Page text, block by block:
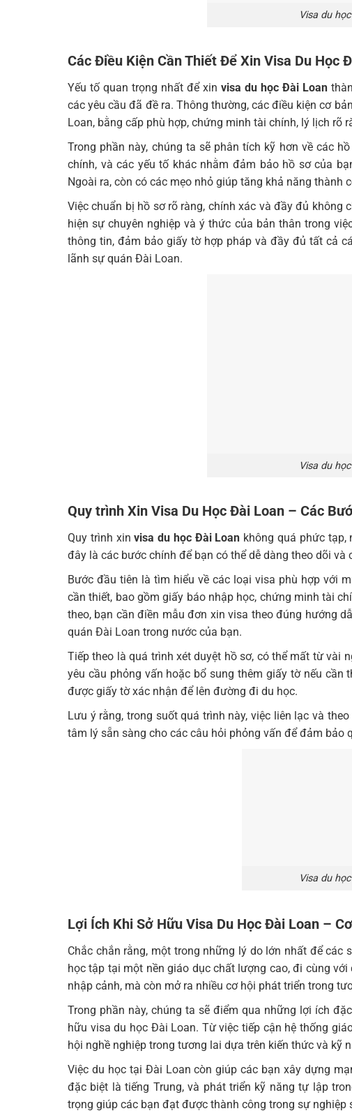
Visa du
Các Điều Kiện Cần Thiết Để Xin Visa Du Học
Yếu tố quan trọng nhất để xin visa du học Đài Loan
các yêu cầu đã đề ra. Thông thường, các điều kiện cơ
Loan, bằng cấp phù hợp, chứng minh tài chính, lý lịch rõ
Trong phần này, chúng ta sẽ phân tích kỹ hơn về các
chính, và các yếu tố khác nhằm đảm bảo hồ sơ của
Ngoài ra, còn có các mẹo nhỏ giúp tăng khả năng thành
Việc chuẩn bị hồ sơ rõ ràng, chính xác và đầy đủ không
hiện sự chuyên nghiệp và ý thức của bản thân trong
thông tin, đảm bảo giấy tờ hợp pháp và đầy đủ tất cả
lãnh sự quán Đài Loan.
Visa du
Quy trình Xin Visa Du Học Đài Loan – Các
Quy trình xinvisa du học Đài Loan không quá phức
đây là các bước chính để bạn có thể dễ dàng theo dõi và
Bước đầu tiên là tìm hiểu về các loại visa phù hợp với
cần thiết, bao gồm giấy báo nhập học, chứng minh tài
theo, bạn cần điền mẫu đơn xin visa theo đúng hướng
quán Đài Loan trong nước của bạn.
Tiếp theo là quá trình xét duyệt hồ sơ, có thể mất từ vài
yêu cầu phỏng vấn hoặc bổ sung thêm giấy tờ nếu cần
được giấy tờ xác nhận để lên đường đi du học.
Lưu ý rằng, trong suốt quá trình này, việc liên lạc và
tâm lý sẵn sàng cho các câu hỏi phỏng vấn để đảm bảo
Visa du
Lợi Ích Khi Sở Hữu Visa Du Học Đài Loan –
Chắc chắn rằng, một trong những lý do lớn nhất để
học tập tại một nền giáo dục chất lượng cao, đi cùng
nhập cảnh, mà còn mở ra nhiều cơ hội phát triển trong
Trong phần này, chúng ta sẽ điểm qua những lợi ích
hữu visa du học Đài Loan. Từ việc tiếp cận hệ thống
hội nghề nghiệp trong tương lai dựa trên kiến thức và kỹ
Việc du học tại Đài Loan còn giúp các bạn xây dựng
đặc biệt là tiếng Trung, và phát triển kỹ năng tự lập
trọng giúp các bạn đạt được thành công trong sự nghiệp